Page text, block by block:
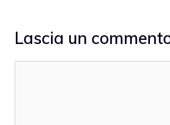
Lascia un